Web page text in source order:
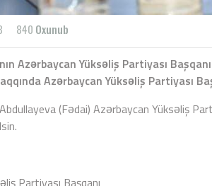
840 Oxunub
Azərbaycan Yüksəliş Partiyası
Azərbaycan Yüksəliş Partiyası
(Fədai) Azərbaycan Yüksəliş